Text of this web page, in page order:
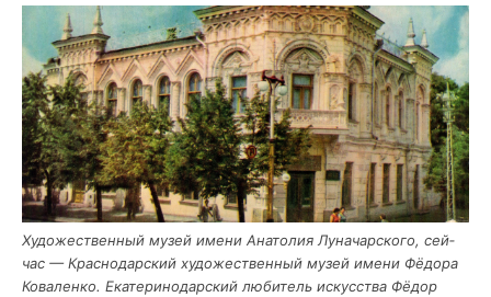
Худо­же­ствен­ный музей име­ни Ана­то­лия Луна­чар­ско­го, сей­
час — Крас­но­дар­ский худо­же­ствен­ный музей име­ни Фёдо­ра
Кова­лен­ко. Ека­те­ри­но­дар­ский люби­тель искус­ства Фёдор